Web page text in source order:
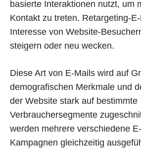
basierte Interaktionen nutzt, um
Kontakt zu treten. Retargeting-
Interesse von Website-
steigern oder neu wecken.
Diese Art von E-Mails wird auf
demografischen Merkmale und
der Website stark auf bestimmte
Verbrauchersegmente
werden mehrere verschiedene
Kampagnen gleichzeitig